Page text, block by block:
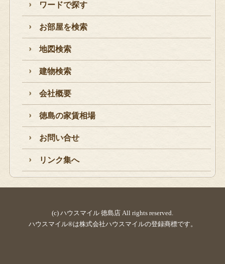
ワードで探す
お部屋を検索
地図検索
建物検索
会社概要
徳島の家賃相場
お問い合せ
リンク集へ
(c) ハウスマイル 徳島店 All rights reserved.
ハウスマイル®は株式会社ハウスマイルの登録商標です。